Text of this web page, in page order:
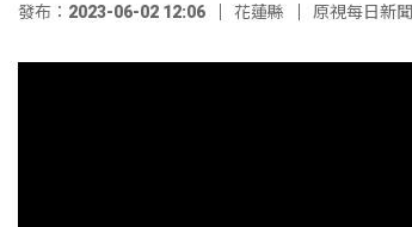
發布：2023-06-02 12:06 花蓮縣 原視每日新聞